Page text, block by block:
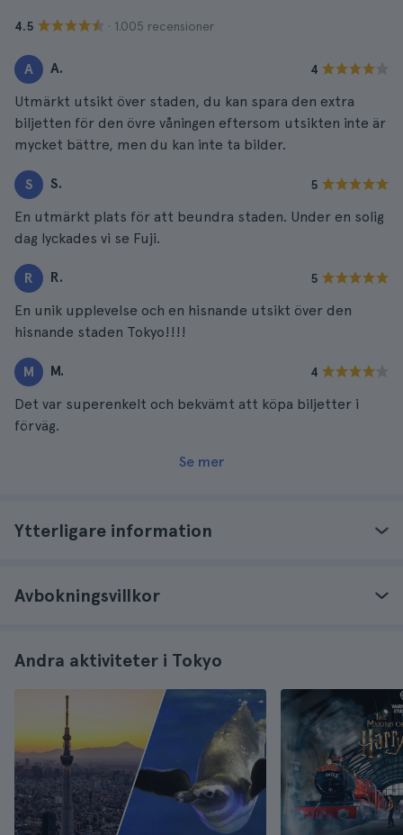
4.5 · 1.005 recensioner
A A. 4
Utmärkt utsikt över staden, du kan spara den extra
biljetten för den övre våningen eftersom utsikten inte är
mycket bättre, men du kan inte ta bilder.
S S. 5
En utmärkt plats för att beundra staden. Under en solig
dag lyckades vi se Fuji.
R R. 5
En unik upplevelse och en hisnande utsikt över den
hisnande staden Tokyo!!!!
M M. 4
Det var superenkelt och bekvämt att köpa biljetter i
förväg.
Se mer
Ytterligare information
Avbokningsvillkor
Andra aktiviteter i Tokyo